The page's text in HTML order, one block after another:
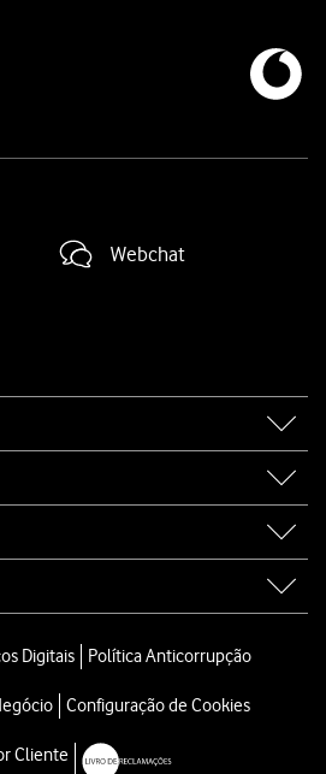
Webchat
Digitais Política Anticorrupção
Configuração de Cookies
Cliente